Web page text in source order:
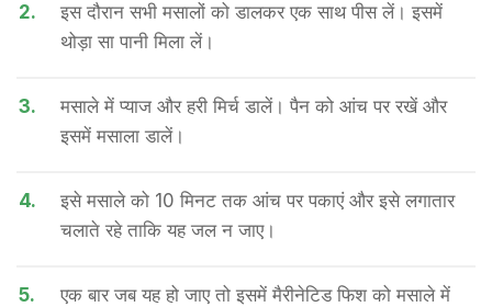
2.
इस दौरान सभी मसालों को डालकर एक साथ पीस लें। इसमें
थोड़ा सा पानी मिला लें।
3.
मसाले में प्याज और हरी मिर्च ​डालें। पैन को आंच पर रखें और
इसमें मसाला डालें।
4.
इसे मसाले को 10 मिनट तक आंच पर पकाएं और इसे लगातार
चलाते रहे ताकि यह जल न जाए।
5.
एक बार जब यह हो जाए तो इसमें मैरीनेटिड फिश को मसाले में